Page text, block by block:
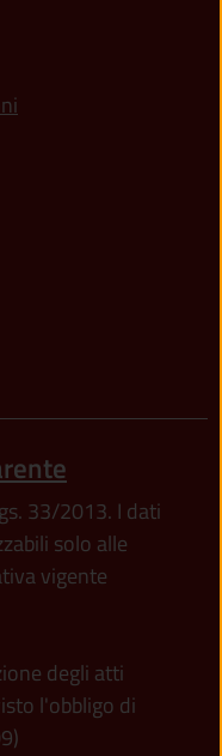
33/2013. I dati
solo alle
vigente
degli atti
l'obbligo di